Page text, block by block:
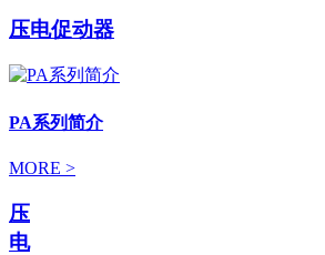
压电促动器
PA系列简介
MORE >
压
电